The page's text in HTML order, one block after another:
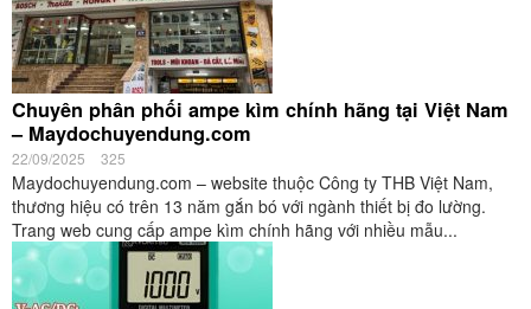
Chuyên phân phối ampe kìm chính hãng tại Việt Nam
– Maydochuyendung.com
22/09/2025 325
Maydochuyendung.com – website thuộc Công ty THB Việt Nam,
thương hiệu có trên 13 năm gắn bó với ngành thiết bị đo lường.
Trang web cung cấp ampe kìm chính hãng với nhiều mẫu...